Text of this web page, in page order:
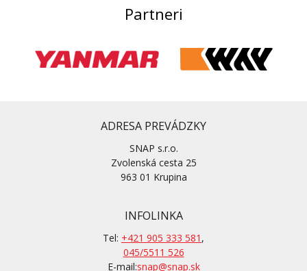
Partneri
ADRESA PREVÁDZKY
SNAP s.r.o.
Zvolenská cesta 25
963 01 Krupina
INFOLINKA
Tel: +421 905 333 581 ,
045/5511 526
E-mail:snap@snap.sk